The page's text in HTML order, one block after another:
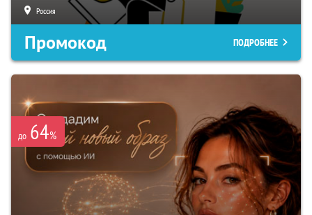
Россия
Промокод ПОДРОБНЕЕ
до 64%